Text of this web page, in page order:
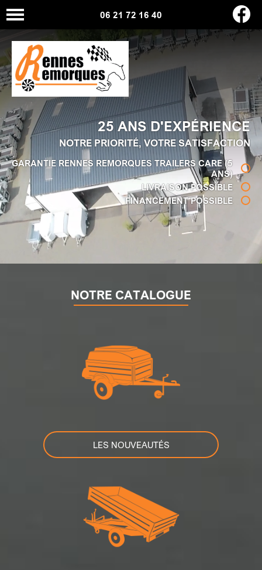
06 21 72 16 40
25 ANS D'EXPÉRIENCE
NOTRE PRIORITÉ, VOTRE SATISFACTION
GARANTIE RENNES REMORQUES TRAILERS CARE (5
ANS)
LIVRAISON POSSIBLE
FINANCEMENT POSSIBLE
NOTRE CATALOGUE
LES NOUVEAUTÉS